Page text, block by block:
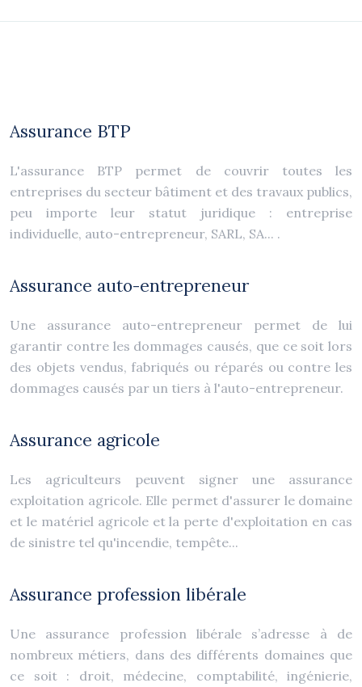
Assurance BTP
L'assurance BTP permet de couvrir toutes les
entreprises du secteur bâtiment et des travaux publics,
peu importe leur statut juridique : entreprise
individuelle, auto-entrepreneur, SARL, SA... .
Assurance auto-entrepreneur
Une assurance auto-entrepreneur permet de lui
garantir contre les dommages causés, que ce soit lors
des objets vendus, fabriqués ou réparés ou contre les
dommages causés par un tiers à l'auto-entrepreneur.
Assurance agricole
Les agriculteurs peuvent signer une assurance
exploitation agricole. Elle permet d'assurer le domaine
et le matériel agricole et la perte d'exploitation en cas
de sinistre tel qu'incendie, tempête...
Assurance profession libérale
Une assurance profession libérale s’adresse à de
nombreux métiers, dans des différents domaines que
ce soit : droit, médecine, comptabilité, ingénierie,